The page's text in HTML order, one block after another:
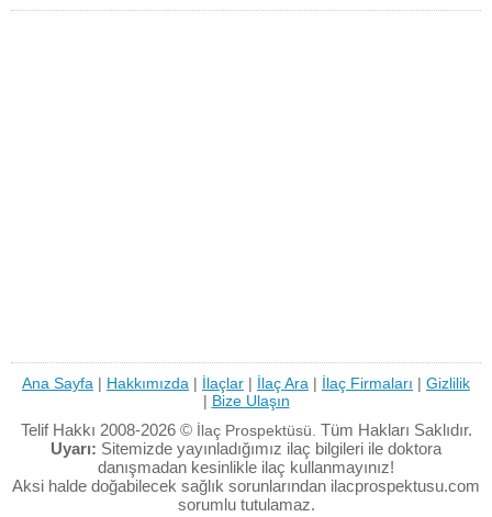
Ana Sayfa | Hakkımızda | İlaçlar | İlaç Ara | İlaç Firmaları | Gizlilik
| Bize Ulaşın
Telif Hakkı 2008-2026 © İlaç Prospektüsü. Tüm Hakları Saklıdır.
Uyarı: Sitemizde yayınladığımız ilaç bilgileri ile doktora
danışmadan kesinlikle ilaç kullanmayınız!
Aksi halde doğabilecek sağlık sorunlarından ilacprospektusu.com
sorumlu tutulamaz.